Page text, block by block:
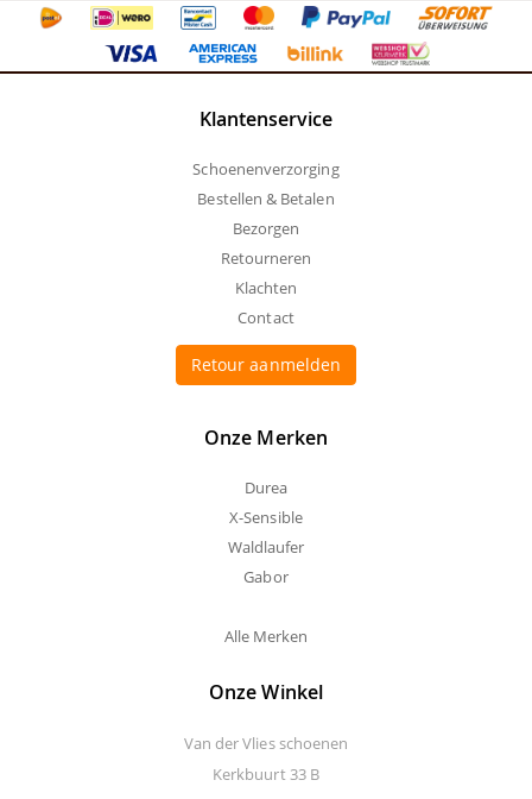
Klantenservice
Schoenenverzorging
Bestellen & Betalen
Bezorgen
Retourneren
Klachten
Contact
Retour aanmelden
Onze Merken
Durea
X-Sensible
Waldlaufer
Gabor
Alle Merken
Onze Winkel
Van der Vlies schoenen
Kerkbuurt 33 B